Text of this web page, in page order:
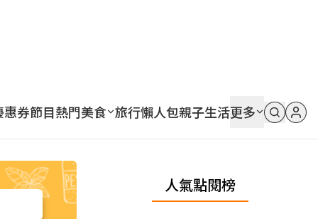
惠券節目熱門美食 旅行懶人包親子生活更多
人氣點閱榜